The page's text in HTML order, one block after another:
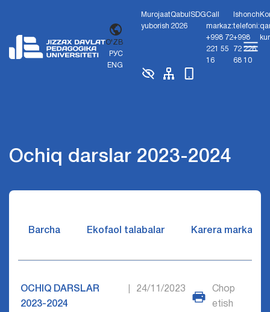
O'ZB
РУС
ENG
Murojaat
yuborish
Qabul
2026
SDGCall
markaz:
+998 72
221 55
16
Ishonch
telefoni:
+998
72 226
68 10
Ochiq darslar 2023-2024
Barcha Ekofaol talabalar Karera markazi
OCHIQ DARSLAR
2023-2024
24/11/2023
Chop
etish